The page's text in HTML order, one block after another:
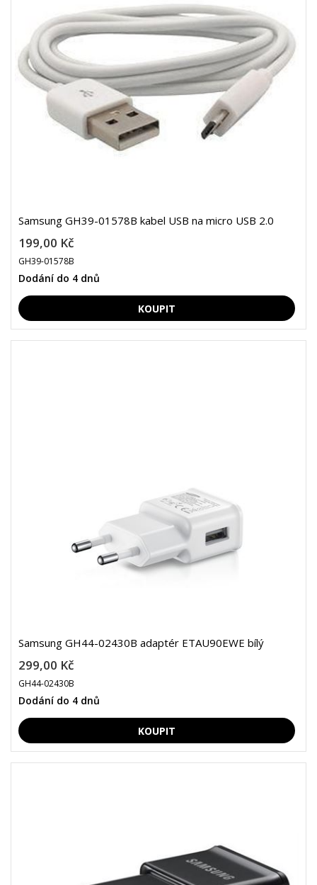
Samsung GH39-01578B kabel USB na micro USB 2.0
199,00 Kč
GH39-01578B
Dodání do 4 dnů
Samsung GH44-02430B adaptér ETAU90EWE bílý
299,00 Kč
GH44-02430B
Dodání do 4 dnů